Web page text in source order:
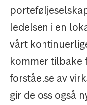
ledelsen i en
vårt
kommer tilbake
forståelse av
gir de oss også